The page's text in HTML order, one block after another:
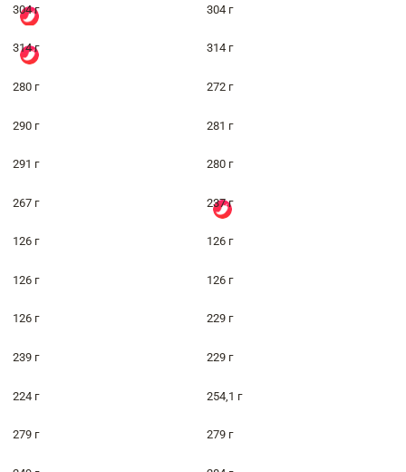
304 г 304 г
314 г 314 г
280 г 272 г
290 г 281 г
291 г 280 г
267 г 237 г
126 г 126 г
126 г 126 г
126 г 229 г
239 г 229 г
224 г 254,1 г
279 г 279 г